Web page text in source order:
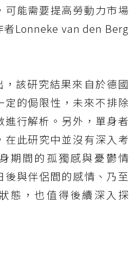
可能需要提高勞動力市場
者Lonneke van den Berg
該研究結果來自於德國
定的侷限性，未來不排除
進行解析。另外，單身者
在此研究中並沒有深入考
期間的孤獨感與憂鬱情
後與伴侶間的感情、乃至
態，也值得後續深入探